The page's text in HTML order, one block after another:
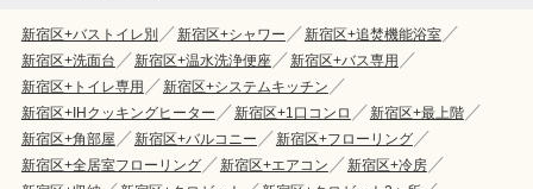
新宿区+バストイレ別 新宿区+シャワー
新宿区+追焚機能浴室
新宿区+洗面台
新宿区+温水洗浄便座
新宿区+バス専用
新宿区+トイレ専用
新宿区+システムキッチン
新宿区+IHクッキングヒーター
新宿区+1口コンロ
新宿区+最上階
新宿区+角部屋
新宿区+バルコニー
新宿区+フローリング
新宿区+全居室フローリング
新宿区+エアコン
新宿区+冷房